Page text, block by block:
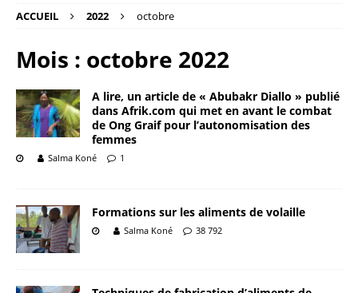
ACCUEIL 2022 octobre
Mois : octobre 2022
A lire, un article de « Abubakr Diallo » publié
dans Afrik.com qui met en avant le combat
de Ong Graif pour l’autonomisation des
femmes
Salma Koné 1
Formations sur les aliments de volaille
Salma Koné 38 792